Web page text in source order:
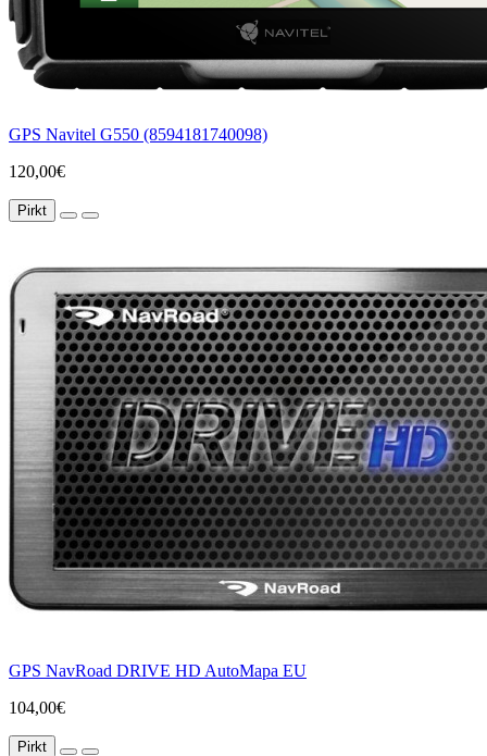
GPS Navitel G550 (8594181740098)
120,00€
Pirkt
GPS NavRoad DRIVE HD AutoMapa EU
104,00€
Pirkt